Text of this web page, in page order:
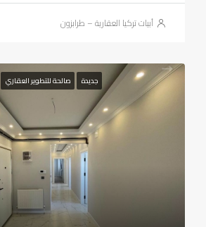
أبيات تركيا العقارية – طرابزون
جديدة صالحة للتطوير العقاري